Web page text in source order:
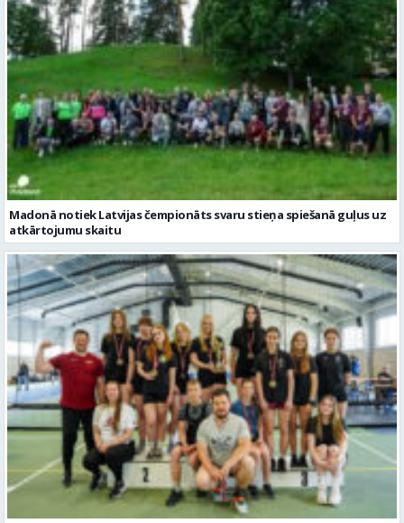
Madonā notiek Latvijas čempionāts svaru stieņa spiešanā guļus uz
atkārtojumu skaitu
Latvijas čempionātā svara stieņa spiešanā guļus visām vecuma
grupām – 187 dalībnieki